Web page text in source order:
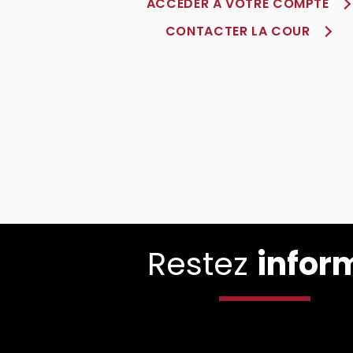
CONTACTER LA COUR
Restez